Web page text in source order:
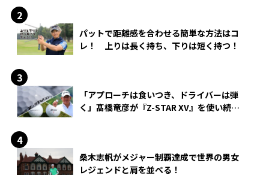
パットで距離感を合わせる簡単な方法はコ
レ！ 上りは長く持ち、下りは短く持つ！
「アプローチは食いつき、ドライバーは弾
く」髙橋竜彦が『Z-STAR XV』を使い続け
桑木志帆がメジャー制覇達成で世界の男女
レジェンドと肩を並べる！